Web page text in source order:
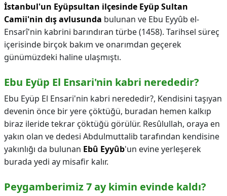
İstanbul'un Eyüpsultan ilçesinde Eyüp Sultan
Camii'nin dış avlusunda bulunan ve Ebu Eyyûb el-
Ensarî'nin kabrini barındıran türbe (1458). Tarihsel süreç
içerisinde birçok bakım ve onarımdan geçerek
günümüzdeki haline ulaşmıştı.
Ebu Eyüp El Ensari'nin kabri nerededir?
Ebu Eyüp El Ensari'nin kabri nerededir?, Kendisini taşıyan
devenin önce bir yere çöktüğü, buradan hemen kalkıp
biraz ileride tekrar çöktüğü görülür. Resûlullah, oraya en
yakın olan ve dedesi Abdulmuttalib tarafından kendisine
yakınlığı da bulunan Ebû Eyyûb'un evine yerleşerek
burada yedi ay misafir kalır.
Peygamberimiz 7 ay kimin evinde kaldı?